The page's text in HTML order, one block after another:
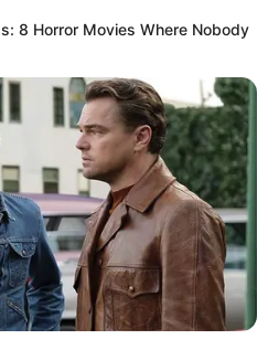
8 Horror Movies Where Nobody